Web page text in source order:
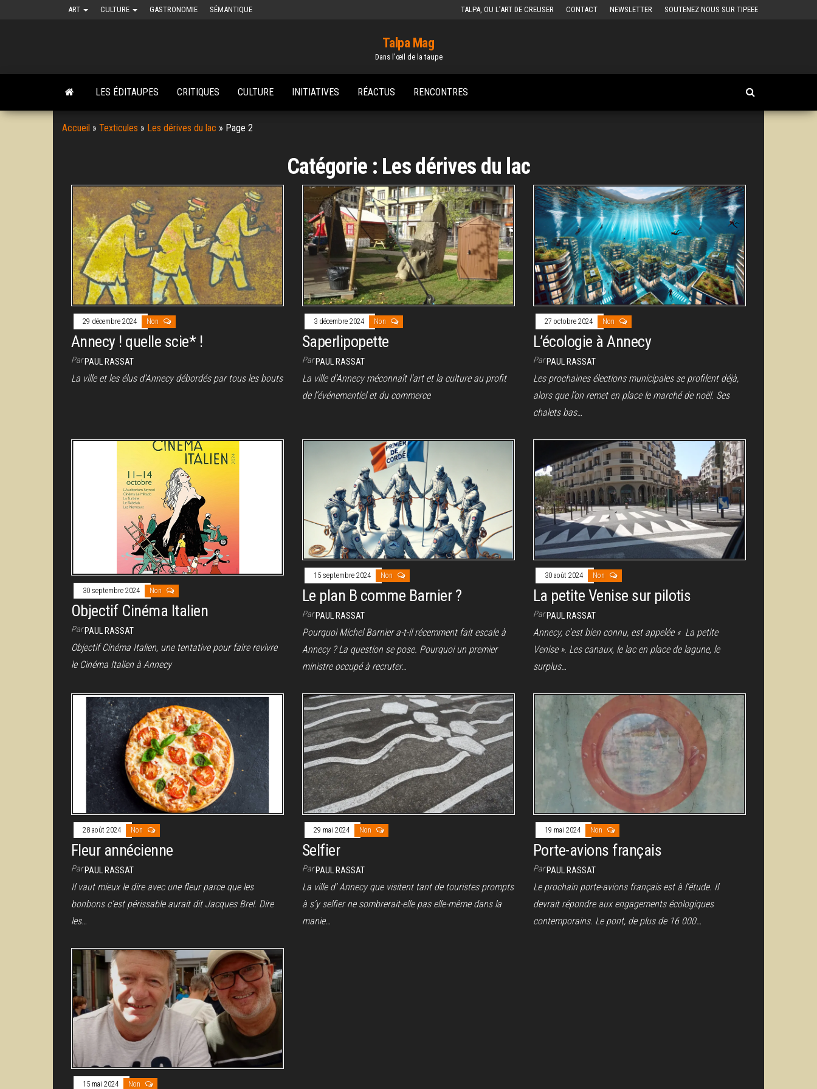
ART CULTURE GASTRONOMIE SÉMANTIQUE TALPA, OU L’ART DE CREUSER CONTACT NEWSLETTER SOUTENEZ NOUS SUR TIPEEE
Talpa Mag
Dans l'œil de la taupe
LES ÉDITAUPES CRITIQUES CULTURE INITIATIVES RÉACTUS RENCONTRES
Accueil » Texticules » Les dérives du lac » Page 2
Catégorie : Les dérives du lac
29 décembre 2024 Non
Annecy ! quelle scie* !
ParPAUL RASSAT
La ville et les élus d’Annecy débordés par tous les bouts
3 décembre 2024 Non
Saperlipopette
ParPAUL RASSAT
La ville d’Annecy méconnaît l’art et la culture au profit
de l’événementiel et du commerce
27 octobre 2024 Non
L’écologie à Annecy
ParPAUL RASSAT
Les prochaines élections municipales se profilent déjà,
alors que l’on remet en place le marché de noël. Ses
chalets bas…
30 septembre 2024 Non
Objectif Cinéma Italien
ParPAUL RASSAT
Objectif Cinéma Italien, une tentative pour faire revivre
le Cinéma Italien à Annecy
15 septembre 2024 Non
Le plan B comme Barnier ?
ParPAUL RASSAT
Pourquoi Michel Barnier a-t-il récemment fait escale à
Annecy ? La question se pose. Pourquoi un premier
ministre occupé à recruter…
30 août 2024 Non
La petite Venise sur pilotis
ParPAUL RASSAT
Annecy, c’est bien connu, est appelée « La petite
Venise ». Les canaux, le lac en place de lagune, le
surplus…
28 août 2024 Non
Fleur annécienne
ParPAUL RASSAT
Il vaut mieux le dire avec une fleur parce que les
bonbons c’est périssable aurait dit Jacques Brel. Dire
les…
29 mai 2024 Non
Selfier
ParPAUL RASSAT
La ville d’ Annecy que visitent tant de touristes prompts
à s’y selfier ne sombrerait-elle pas elle-même dans la
manie…
19 mai 2024 Non
Porte-avions français
ParPAUL RASSAT
Le prochain porte-avions français est à l’étude. Il
devrait répondre aux engagements écologiques
contemporains. Le pont, de plus de 16 000…
15 mai 2024 Non